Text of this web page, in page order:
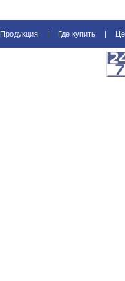
Продукция | Где купить |